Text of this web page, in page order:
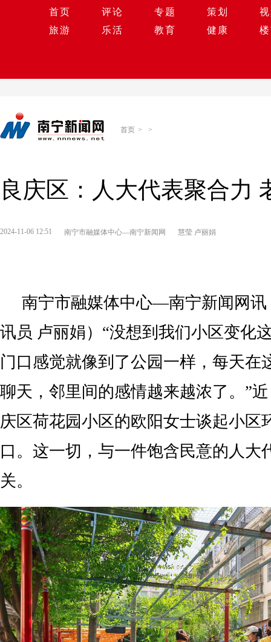
首页 评论 专题 策划
旅游
乐活 教育 健康
首页 > >
良庆区：人大代表聚合力
2024-11-06 12:51 南宁市融媒体中心—南宁新闻网 慧莹 卢丽娟
南宁市融媒体中心—南宁新闻网讯
讯员 卢丽娟）“没想到我们小区变化
门口感觉就像到了公园一样，每天在
聊天，邻里间的感情越来越浓了。”
庆区荷花园小区的欧阳女士谈起小区
口。这一切，与一件饱含民意的人大
关。